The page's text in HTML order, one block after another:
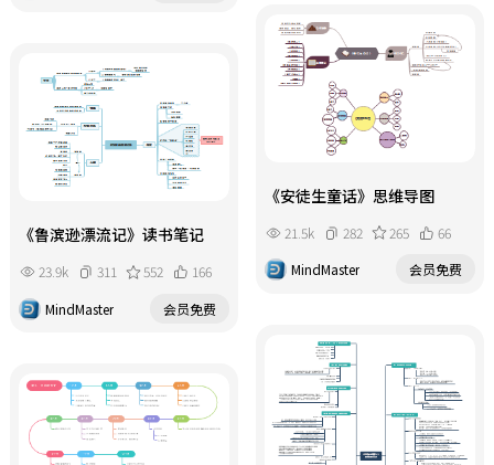
《安徒生童话》思维导图
21.5k 282 265
66
MindMaster
会员免费
《鲁滨逊漂流记》读书笔记
23.9k 311 552
166
MindMaster
会员免费